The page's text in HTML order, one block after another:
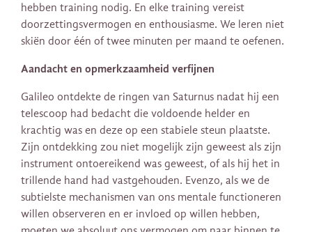
hebben training nodig. En elke training vereist
doorzettingsvermogen en enthousiasme. We leren niet
skiën door één of twee minuten per maand te oefenen.
Aandacht en opmerkzaamheid verfijnen
Galileo ontdekte de ringen van Saturnus nadat hij een
telescoop had bedacht die voldoende helder en
krachtig was en deze op een stabiele steun plaatste.
Zijn ontdekking zou niet mogelijk zijn geweest als zijn
instrument ontoereikend was geweest, of als hij het in
trillende hand had vastgehouden. Evenzo, als we de
subtielste mechanismen van ons mentale functioneren
willen observeren en er invloed op willen hebben,